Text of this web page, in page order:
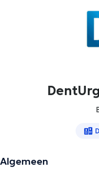
Algemeen